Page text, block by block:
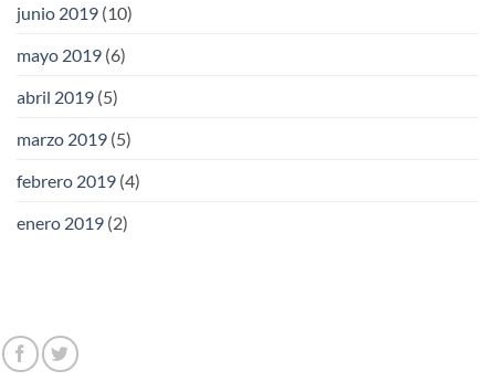
junio 2019 (10)
mayo 2019 (6)
abril 2019 (5)
marzo 2019 (5)
febrero 2019 (4)
enero 2019 (2)